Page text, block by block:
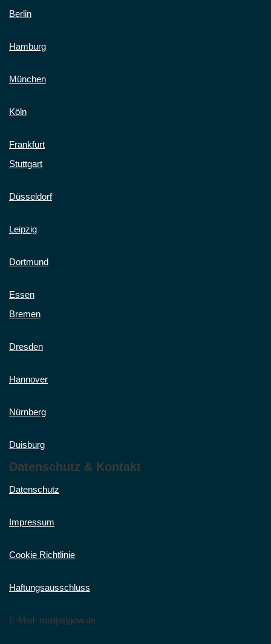
Berlin
Hamburg
München
Köln
Frankfurt
Stuttgart
Düsseldorf
Leipzig
Dortmund
Essen
Bremen
Dresden
Hannover
Nürnberg
Duisburg
Datenschutz & Kontakt
Datenschutz
Impressum
Cookie Richtlinie
Haftungsausschluss
E-Mail: mail[at]gow.de